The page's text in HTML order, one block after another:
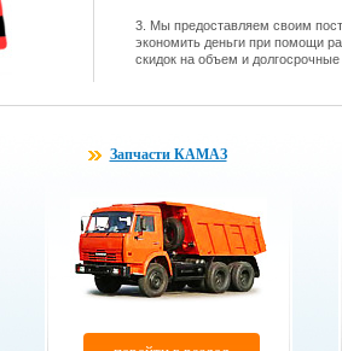
3. Мы предоставляем своим
экономить деньги при помощи
скидок на объем и долгосрочные
Запчасти КАМАЗ